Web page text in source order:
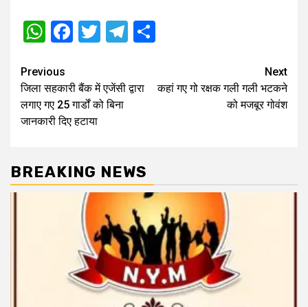
WhatsApp
Facebook
TwitterTelegram
Post
navigation
Previous
जिला सहकारी बैंक में एजेंसी द्वारा
लगाए गए 25 गार्डों को बिना
जानकारी दिए हटाया
Next
कहां गए गो रक्षक गली गली भटकने
को मजबूर गोवंश
BREAKING NEWS